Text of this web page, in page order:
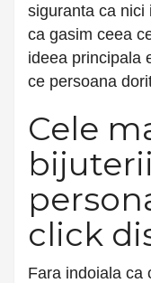
siguranta ca nici
ca gasim ceea
ideea principala
ce persoana
Cele
bijuterii
click
Fara indoiala ca